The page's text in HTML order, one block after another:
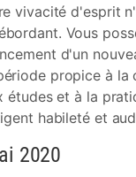
vivacité d'esprit
Vous
d'un
propice à la
études et à la
habileté et
2020